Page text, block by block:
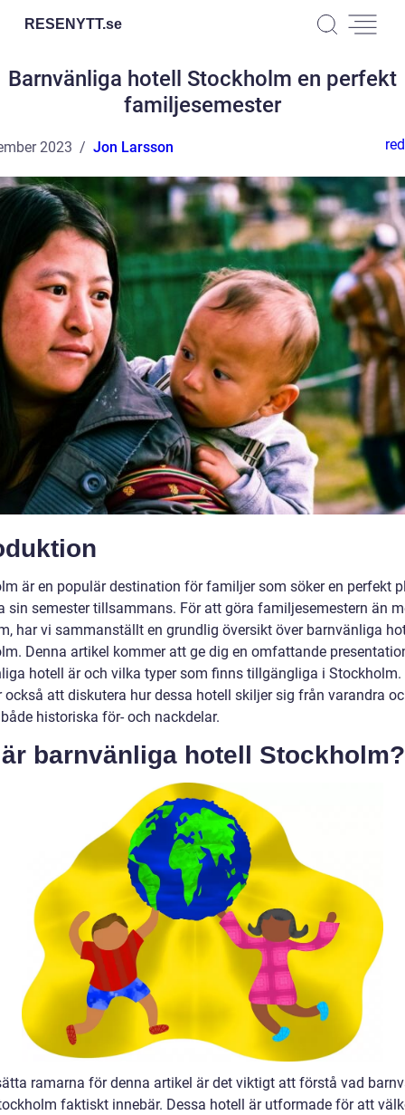
RESENYTT.se
Barnvänliga hotell Stockholm en perfekt
familjesemester
2023 Jon Larsson
är en populär destination för familjer som söker en perfekt
sin semester tillsammans. För att göra familjesemestern än
har vi sammanställt en grundlig översikt över barnvänliga
Denna artikel kommer att ge dig en omfattande
hotell är och vilka typer som finns tillgängliga i Stockholm.
också att diskutera hur dessa hotell skiljer sig från varandra
historiska för- och nackdelar.
barnvänliga hotell Stockholm?
ramarna för denna artikel är det viktigt att förstå vad
faktiskt innebär. Dessa hotell är utformade för att